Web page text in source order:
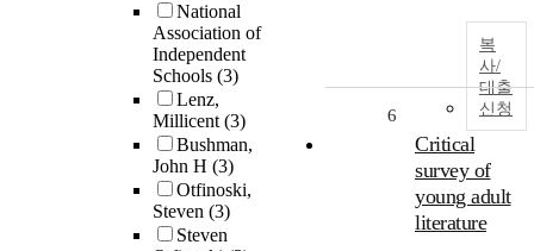
National
Association of
Independent
Schools (3)
Lenz,
Millicent(3)
Bushman,
John H (3)
Otfinoski,
Steven (3)
Steven
복
사/
대출
신청
6
Critical
survey of
young adult
literature